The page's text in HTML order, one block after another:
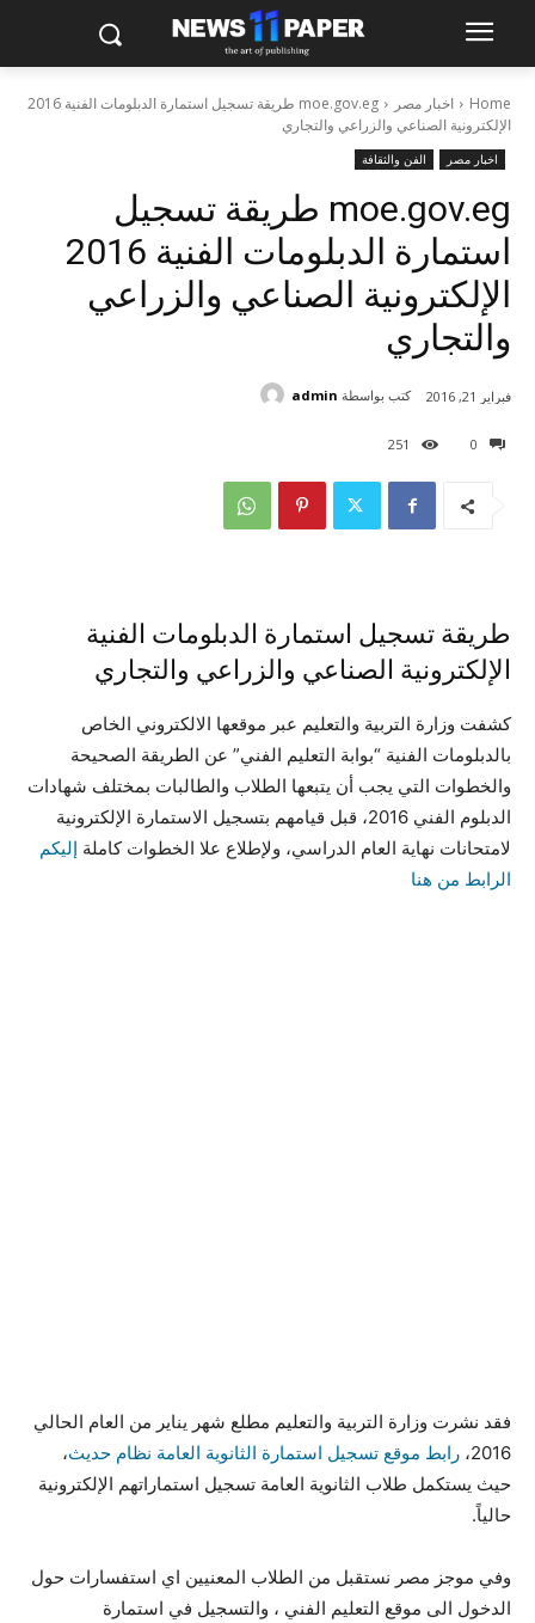
Home اخبار مصر
moe.gov.eg طريقة تسجيل استمارة الدبلومات الفنية 2016
الإلكترونية الصناعي والزراعي والتجاري
اخبار مصر الفن والثقافة
moe.gov.eg طريقة تسجيل
استمارة الدبلومات الفنية 2016
الإلكترونية الصناعي والزراعي
والتجاري
0
251
فبراير 21, 2016 كتب بواسطة admin
طريقة تسجيل استمارة الدبلومات الفنية
الإلكترونية الصناعي والزراعي والتجاري
كشفت وزارة التربية والتعليم عبر موقعها الالكتروني الخاص
بالدبلومات الفنية “بوابة التعليم الفني” عن الطريقة الصحيحة
والخطوات التي يجب أن يتبعها الطلاب والطالبات بمختلف شهادات
الدبلوم الفني 2016، قبل قيامهم بتسجيل الاستمارة الإلكترونية
لامتحانات نهاية العام الدراسي، ولإطلاع علا الخطوات كاملة إليكم
الرابط من هنا
فقد نشرت وزارة التربية والتعليم مطلع شهر يناير من العام الحالي
2016، رابط موقع تسجيل استمارة الثانوية العامة نظام حديث،
حيث يستكمل طلاب الثانوية العامة تسجيل استماراتهم الإلكترونية
حالياً.
وفي موجز مصر نستقبل من الطلاب المعنيين اي استفسارات حول
الدخول الى موقع التعليم الفني ، والتسجيل في استمارة